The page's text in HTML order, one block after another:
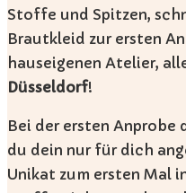
Stoffe und Spitzen,
Brautkleid zur ersten
hauseigenen Atelier,
Düsseldorf!
Bei der ersten Anprobe
du dein nur für dich
Unikat zum ersten Mal